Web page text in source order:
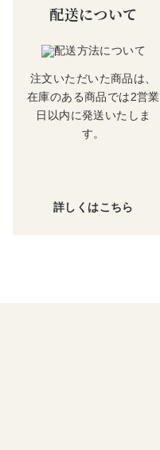
配送について
注文いただいた商品は、
在庫のある商品では2営業
日以内に発送いたしま
す。
詳しくはこちら